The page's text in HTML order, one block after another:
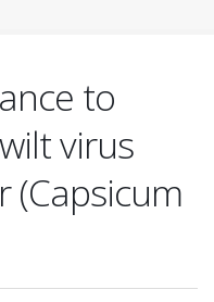
to
virus
(Capsicum